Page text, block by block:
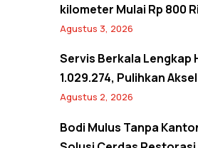
kilometer Mulai Rp 800
Semangat Kemerdekaan
Agustus 3, 2026
Servis Berkala Lengkap
1.029.274, Pulihkan
Seperti Baru! Back to
Agustus 2, 2026
Bodi Mulus Tanpa